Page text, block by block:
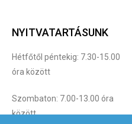
NYITVATARTÁSUNK
Hétfőtől péntekig: 7.30-15.00
óra között
Szombaton: 7.00-13.00 óra
között